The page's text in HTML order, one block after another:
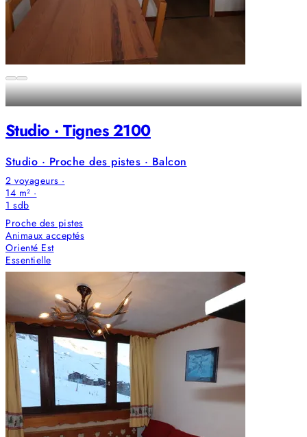
Studio · Tignes 2100
Studio · Proche des pistes · Balcon
2 voyageurs ·
14 m² ·
1sdb
Proche des pistes
Animaux acceptés
Orienté Est
Essentielle